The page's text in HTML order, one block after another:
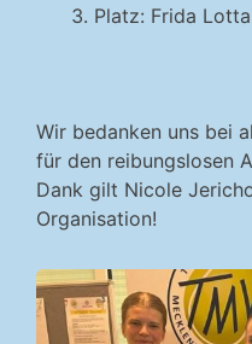
Platz: Frida
Wir bedanken uns bei
für den reibungslosen
Dank gilt Nicole
Organisation!